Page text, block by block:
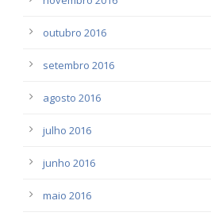
outubro 2016
setembro 2016
agosto 2016
julho 2016
junho 2016
maio 2016